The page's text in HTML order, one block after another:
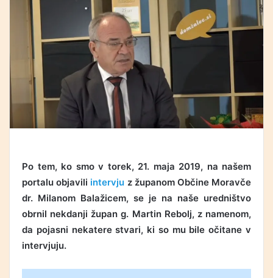
Po tem, ko smo v torek, 21. maja 2019, na našem
portalu objavili intervju z županom Občine Moravče
dr. Milanom Balažicem, se je na naše uredništvo
obrnil nekdanji župan g. Martin Rebolj, z namenom,
da pojasni nekatere stvari, ki so mu bile očitane v
intervjuju.